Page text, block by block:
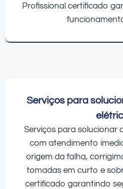
Profissional certificado
Serviços para
Serviços para solucionar
com atendimento
origem da falha,
tomadas em curto e
certificado garantindo